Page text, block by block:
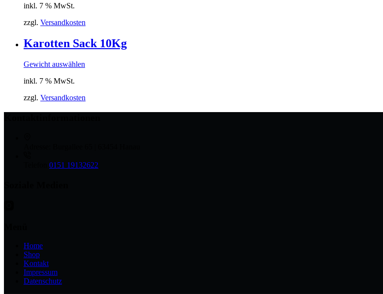
inkl. 7 % MwSt.
zzgl. Versandkosten
Karotten Sack 10Kg
Gewicht auswählen
inkl. 7 % MwSt.
zzgl. Versandkosten
0151 19132622
Home
Shop
Kontakt
Impressum
Datenschutz